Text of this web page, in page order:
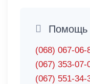
Помощь
(068) 067-06-
(067) 353-07-
(067) 551-34-